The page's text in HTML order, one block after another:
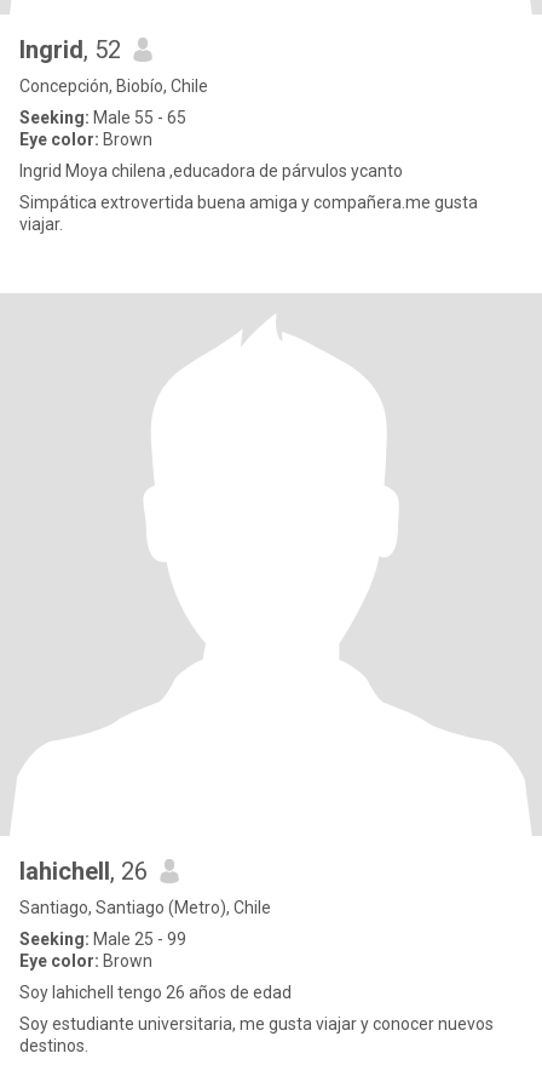
Ingrid, 52
Concepción, Biobío, Chile
Seeking: Male 55 - 65
Eye color: Brown
Ingrid Moya chilena ,educadora de párvulos ycanto
Simpática extrovertida buena amiga y compañera.me gusta
viajar.
lahichell, 26
Santiago, Santiago (Metro), Chile
Seeking: Male 25 - 99
Eye color: Brown
Soy lahichell tengo 26 años de edad
Soy estudiante universitaria, me gusta viajar y conocer nuevos
destinos.